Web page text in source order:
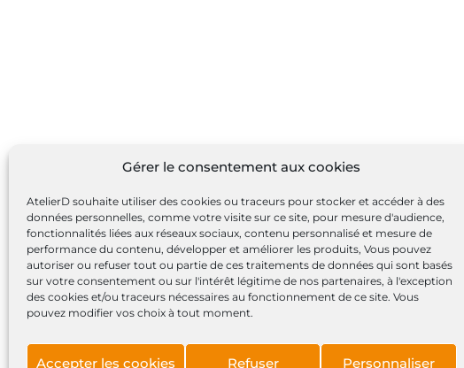
Gérer le consentement aux cookies
AtelierD souhaite utiliser des cookies ou traceurs pour stocker et accéder à des
données personnelles, comme votre visite sur ce site, pour mesure d'audience,
fonctionnalités liées aux réseaux sociaux, contenu personnalisé et mesure de
performance du contenu, développer et améliorer les produits, Vous pouvez
autoriser ou refuser tout ou partie de ces traitements de données qui sont basés
sur votre consentement ou sur l'intérêt légitime de nos partenaires, à l'exception
des cookies et/ou traceurs nécessaires au fonctionnement de ce site. Vous
pouvez modifier vos choix à tout moment.
Accepter les cookies Refuser Personnaliser